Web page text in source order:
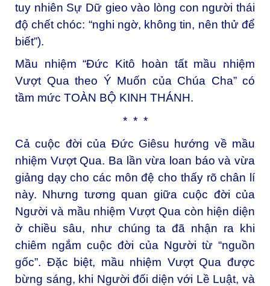
tuy nhiên Sự Dữ gieo vào lòng con người thái
độ chết chóc: “nghi ngờ, không tin, nên thử để
biết”).
Mầu nhiệm “Đức Kitô hoàn tất mầu nhiệm
Vượt Qua theo Ý Muốn của Chúa Cha” có
tầm mức TOÀN BỘ KINH THÁNH.
* * *
Cả cuộc đời của Đức Giêsu hướng về mầu
nhiệm Vượt Qua. Ba lần vừa loan báo và vừa
giảng dạy cho các môn đệ cho thấy rõ chân lí
này. Nhưng tương quan giữa cuộc đời của
Người và mầu nhiệm Vượt Qua còn hiện diện
ở chiều sâu, như chúng ta đã nhận ra khi
chiêm ngắm cuộc đời của Người từ “nguồn
gốc”. Đặc biệt, mầu nhiệm Vượt Qua được
bừng sáng, khi Người đối diện với Lề Luật, và